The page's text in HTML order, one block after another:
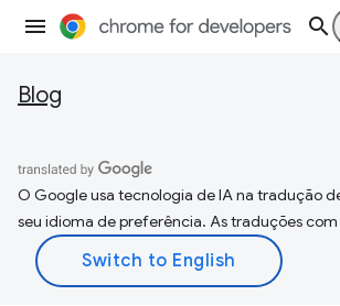
Blog
O Google usa tecnologia de IA na tradução
seu idioma de preferência. As traduções